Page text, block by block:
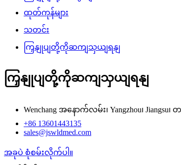
ထုတ်ကုန်များ
သတင်း
ကြှနျုပျတို့ကိုဆကျသှယျရနျ
ကြှနျုပျတို့ကိုဆကျသှယျရနျ
Wenchang အနောက်လမ်း၊ Yangzhou၊ Jiangsu
+86 13601443135
sales@jswldmed.com
အခုပဲ စုံစမ်းလိုက်ပါ။